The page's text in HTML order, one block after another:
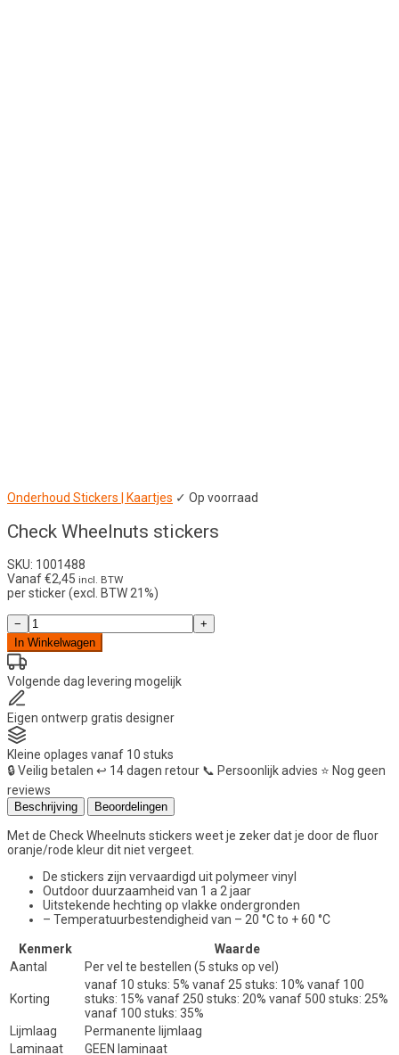
Onderhoud Stickers | Kaartjes ✓ Op voorraad
Check Wheelnuts stickers
SKU: 1001488
Vanaf€2,45 incl. BTW
per sticker (excl. BTW 21%)
Check
Wheelnuts
stickers
aantal
−
+
In Winkelwagen
Volgende dag levering mogelijk
Eigen ontwerp gratis designer
Kleine oplages vanaf 10 stuks
🔒Veilig betalen ↩️ 14 dagen retour 📞 Persoonlijk advies ⭐ Nog geen
reviews
Beschrijving Beoordelingen
Met de Check Wheelnuts stickers weet je zeker dat je door de fluor
oranje/rode kleur dit niet vergeet.
De stickers zijn vervaardigd uit polymeer vinyl
Outdoor duurzaamheid van 1 a 2 jaar
Uitstekende hechting op vlakke ondergronden
– Temperatuurbestendigheid van – 20 °C to + 60 °C
Kenmerk
Waarde
Aantal
Per vel te bestellen (5 stuks op vel)
Korting
vanaf 10 stuks: 5% vanaf 25 stuks: 10% vanaf 100
stuks: 15% vanaf 250 stuks: 20% vanaf 500 stuks: 25%
vanaf 100 stuks: 35%
Lijmlaag
Permanente lijmlaag
Laminaat
GEEN laminaat